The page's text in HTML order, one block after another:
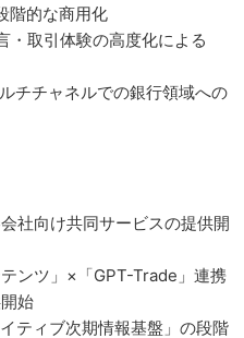
階的な商用化
・取引体験の高度化による
チチャネルでの銀行領域への
社向け共同サービスの提供開
ンツ」×「GPT-Trade」連携
始
ティブ次期情報基盤」の段階